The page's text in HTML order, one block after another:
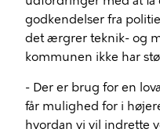
godkendelser fra
det ærgrer teknik- og
kommunen ikke har
- Der er brug for en
får mulighed for i
hvordan vi vil indrette